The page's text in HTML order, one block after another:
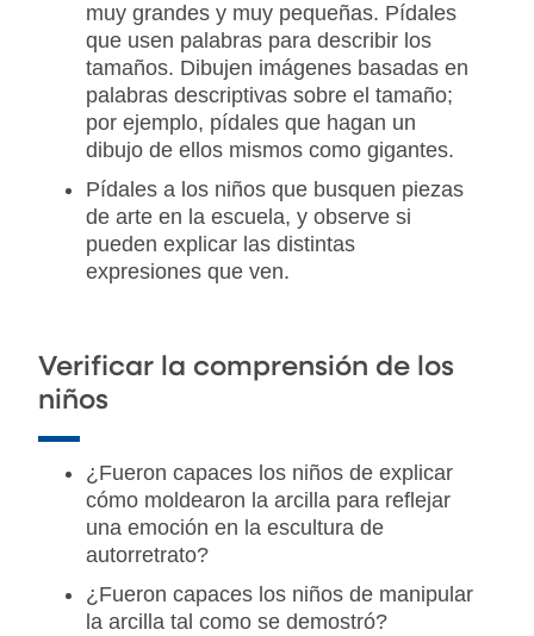
muy grandes y muy pequeñas. Pídales
que usen palabras para describir los
tamaños. Dibujen imágenes basadas en
palabras descriptivas sobre el tamaño;
por ejemplo, pídales que hagan un
dibujo de ellos mismos como gigantes.
Pídales a los niños que busquen piezas
de arte en la escuela, y observe si
pueden explicar las distintas
expresiones que ven.
Verificar la comprensión de los
niños
¿Fueron capaces los niños de explicar
cómo moldearon la arcilla para reflejar
una emoción en la escultura de
autorretrato?
¿Fueron capaces los niños de manipular
la arcilla tal como se demostró?